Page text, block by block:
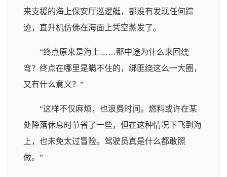
来支援的海上保安厅巡逻艇，都没有发现任何踪
迹，直升机仿佛在海面上凭空蒸发了。
“终点原来是海上……那中途为什么来回绕
弯？终点在哪里是瞒不住的，绑匪绕这么一大圈，
又有什么意义？”
“这样不仅麻烦，也浪费时间。燃料或许在某
处降落休息时节省了一些，但在这种情况下飞到海
上，也未免太过冒险。驾驶员真是什么都敢照
做。”